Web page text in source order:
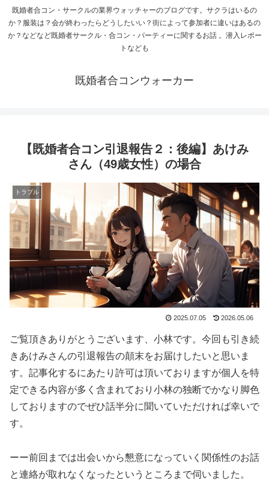
既婚者合コン・サークルの業界ウォッチャーのブログです。サクラはいるの
か？服装は？会が終わったらどうしたいい？街によって参加者に違いはあるの
か？などなど既婚者サークル・合コン・パーティーに関するお話 。潜入レポー
トなども
既婚者合コンウォーカー
【既婚者合コン引退報告２：後編】あけみ
さん（49歳女性）の場合
トラブル
2025.07.05 2026.05.06
ご覧頂きありがとうございます、小林です。今回も引き続
きあけみさんの引退報告の顛末をお届けしたいと思いま
す。記事化するにあたり許可は頂いておりますが個人を特
定できる内容が多く含まれており小林の独断でかなり脚色
しておりますのでぜひ話半分に聞いていただければ幸いで
す。
ーー前回までは出会いから懇意になっていく関係性のお話
と連絡が取れなくなったというところまで伺いました。